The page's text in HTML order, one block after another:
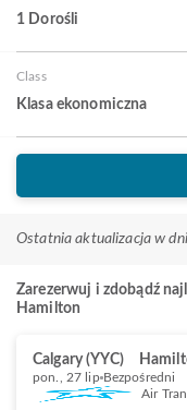
1 Dorośli
Class
Klasa ekonomiczna
Ostatnia aktualizacja w
Zarezerwuj i zdobądź
Hamilton
Calgary (YYC)
pon., 27 lip Bezpośredni
Air